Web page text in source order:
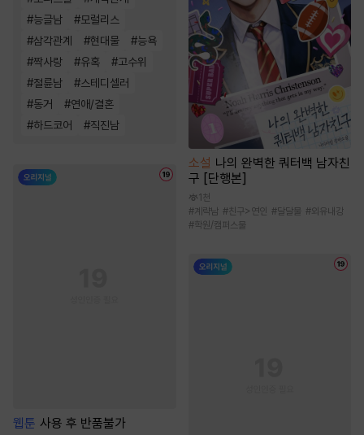
#능글남 #모럴리스
#삼각관계 #현대물 #능욕
#짝사랑 #유혹 #고수위
#절륜남 #스테디셀러
#동거 #연애/결혼
#하드코어 #직진남
웹툰 사용 후 반품불가
소설 나의 완벽한 쿼터백 남자친
구 [단행본]
1천
#계략남 #친구>연인 #달달물 #외유내강
#학원/캠퍼스물